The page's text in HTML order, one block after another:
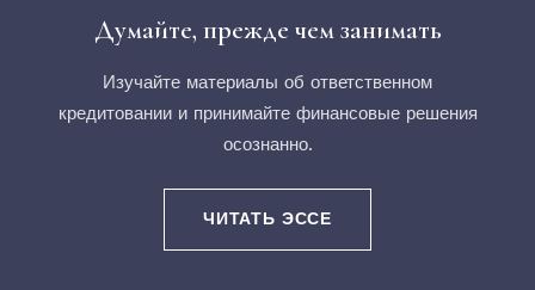
Думайте, прежде чем занимать
Изучайте материалы об ответственном
кредитовании и принимайте финансовые решения
осознанно.
ЧИТАТЬ ЭССЕ